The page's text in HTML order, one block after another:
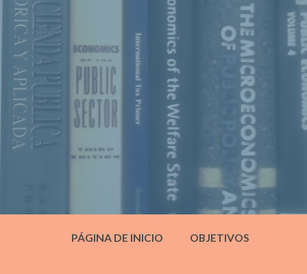
PÁGINA DE INICIO OBJETIVOS